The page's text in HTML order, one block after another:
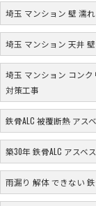
埼玉 マンション 壁 濡れ
埼玉 マンション 天井
埼玉 マンション コン
対策工事
鉄骨ALC 被覆断熱 アス
築30年 鉄骨ALC アスベ
雨漏り 解体 できない 鉄